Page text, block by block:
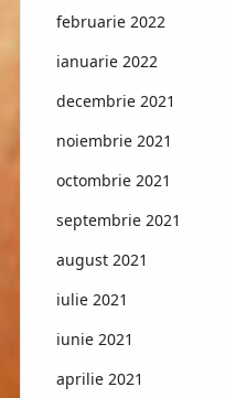
februarie 2022
ianuarie 2022
decembrie 2021
noiembrie 2021
octombrie 2021
septembrie 2021
august 2021
iulie 2021
iunie 2021
aprilie 2021